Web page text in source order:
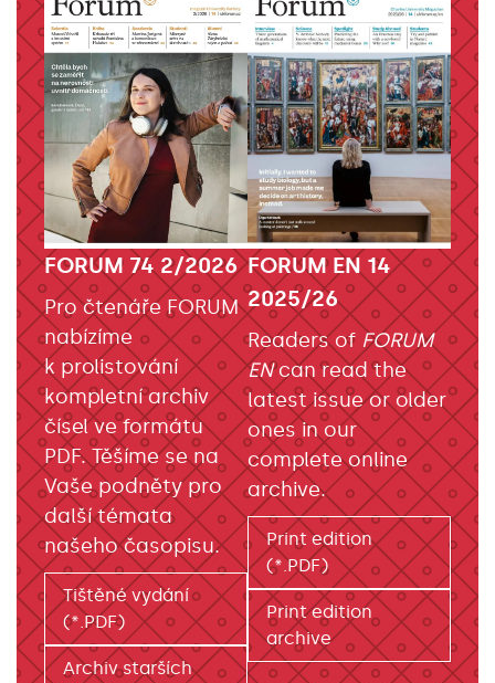
FORUM 74 2/2026
Pro čtenáře FORUM
nabízíme
k prolistování
kompletní archiv
čísel ve formátu
PDF. Těšíme se na
Vaše podněty pro
další témata
našeho časopisu.
Tištěné vydání
(*.PDF)
Archiv starších
FORUM EN 14
2025/26
Readers of FORUM
ENcan read the
latest issue or older
ones in our
complete online
archive.
Print edition
(*.PDF)
Print edition
archive